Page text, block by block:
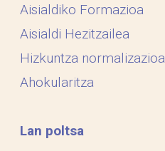
Aisialdiko Formazioa
Aisialdi Hezitzailea
Hizkuntza normalizazioa
Ahokularitza
Lan poltsa